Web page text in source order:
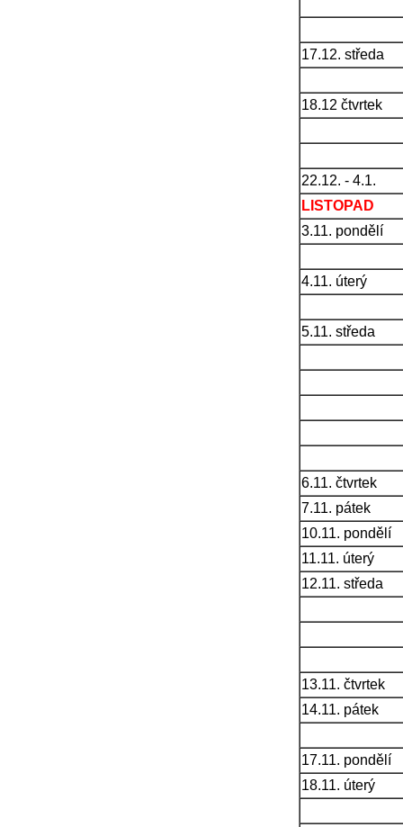
17.12. středa
18.12 čtvrtek
22.12. - 4.1.
LISTOPAD
3.11. pondělí
4.11. úterý
5.11. středa
6.11. čtvrtek
7.11. pátek
10.11. pondělí
11.11. úterý
12.11. středa
13.11. čtvrtek
14.11. pátek
17.11. pondělí
18.11. úterý